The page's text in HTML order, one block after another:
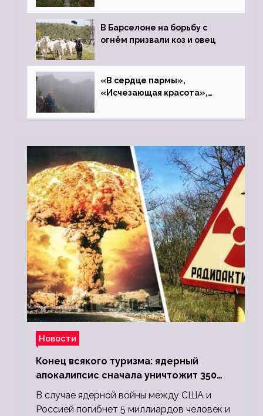
В Барселоне на борьбу с
огнём призвали коз и овец
«В сердце пармы»,
«Исчезающая красота»,
Новости
Конец всякого туризма: ядерный
апокалипсис сначала уничтожит 350
миллионов, а потом 5 миллиардов
людей
В случае ядерной войны между США и
Россией погибнет 5 миллиардов человек и